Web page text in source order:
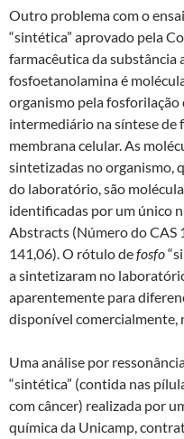
Outro problema com o
“sintética” aprovado pela
farmacêutica da substância
fosfoetanolamina é
organismo pela fosforilação
intermediário na síntese de
membrana celular. As
sintetizadas no organismo,
do laboratório, são
identificadas por um único
Abstracts (Número do CAS
141,06). O rótulo defosfo
a sintetizaram no
aparentemente para
disponível comercialmente,
Uma análise por
“sintética” (contida nas
com câncer) realizada por
química da Unicamp,